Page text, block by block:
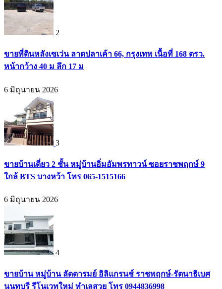
2
ขายที่ดินหลังเซเว่น ลาดปลาเค้า 66, กรุงเทพ เนื้อที่ 168 ตรว.
หน้ากว้าง 40 ม ลึก 17 ม
6 มิถุนายน 2026
3
ขายบ้านเดี่ยว 2 ชั้น หมู่บ้านอิ่มอัมพรทาวน์ ซอยราชพฤกษ์ 9
ใกล้ BTS บางหว้า โทร 065-1515166
6 มิถุนายน 2026
4
ขายบ้าน หมู่บ้าน ลัดดารมย์ อิลิแกรนช์ ราชพฤกษ์-รัตนาธิเบศ
นนทบุรี รีโนเวทใหม่ ทำเลสวย โทร 0944836998